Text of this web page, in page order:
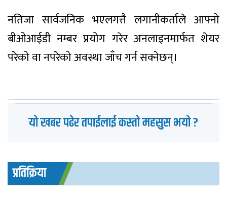
नतिजा सार्वजनिक भएलगत्तै लगानीकर्ताले आफ्नो
बीओआईडी नम्बर प्रयोग गरेर अनलाइनमार्फत शेयर
परेको वा नपरेको अवस्था जाँच गर्न सक्नेछन्।
यो खबर पढेर तपाईलाई कस्तो महसुस भयो ?
प्रतिक्रिया